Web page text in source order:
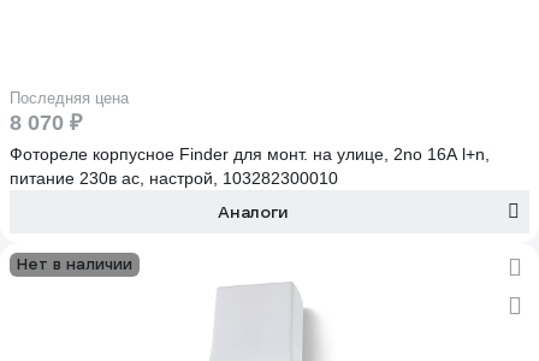
Последняя цена
8 070 ₽
Фотореле корпусное Finder для монт. на улице, 2no 16A l+n,
питание 230в аc, настрой, 103282300010
Аналоги
Нет в наличии